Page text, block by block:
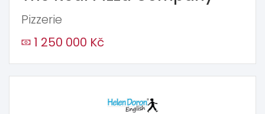
Pizzerie
1 250 000 Kč